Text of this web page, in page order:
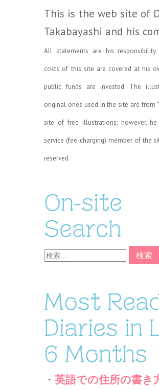
This is the web site of
Takabayashi and his
All statements are his
costs of this site are covered at his
public funds are invested. The
original ones used in the site are from “
site of free illustrations; however,
service (fee-charging) member of the
reserved.
On-site
Search
検
索:
Most
Diaries in
6 Months
・英語での住所の書き